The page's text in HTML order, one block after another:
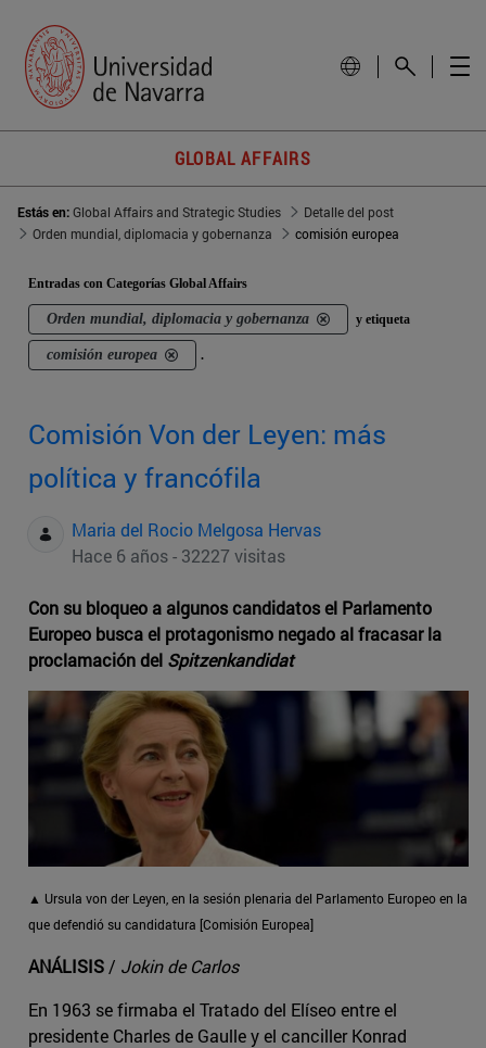
GLOBAL AFFAIRS
Estás en:Global Affairs and Strategic Studies
Detalle del post
Orden mundial, diplomacia y gobernanza
comisión europea
Entradas con Categorías Global Affairs
Orden mundial, diplomacia y gobernanza y etiqueta
comisión europea .
Comisión Von der Leyen: más
política y francófila
Maria del Rocio Melgosa Hervas
Hace 6 años - 32227 visitas
Con su bloqueo a algunos candidatos el Parlamento
Europeo busca el protagonismo negado al fracasar la
proclamación del Spitzenkandidat
▲ Ursula von der Leyen, en la sesión plenaria del Parlamento Europeo en la
que defendió su candidatura [Comisión Europea]
ANÁLISIS / Jokin de Carlos
En 1963 se firmaba el Tratado del Elíseo entre el
presidente Charles de Gaulle y el canciller Konrad